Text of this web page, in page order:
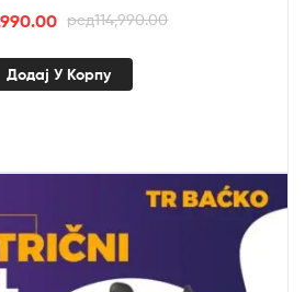
рсд114,990.00
Оригинална
је
Тренутна
је:
Додај У Корпу